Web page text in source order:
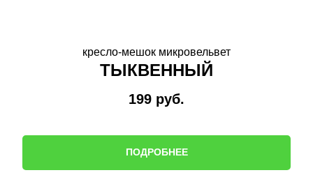
кресло-мешок микровельвет
ТЫКВЕННЫЙ
199 руб.
ПОДРОБНЕЕ